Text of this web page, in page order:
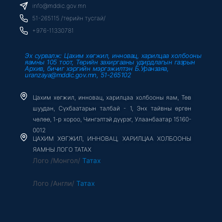
o
k
f
r
e
info@mddic.gov.mn
51-265115 /төрийн тусгай/
+976-11330781
Эх сурвалж: Цахим хөгжил, инновац, харилцаа холбооны
яамны 105 тоот, Төрийн захиргааны удирдлагын газрын
Архив, бичиг хэргийн мэргэжилтэн Б.Уранзаяа,
uranzaya@mddic.gov.mn, 51-265102
Цахим хөгжил, инновац, харилцаа холбооны яам, Төв
шуудан, Сүхбаатарын талбай - 1, Энх тайвны өргөн
чөлөө, 1-р хороо, Чингэлтэй дүүрэг, Улаанбаатар 15160-
0012
ЦАХИМ ХӨГЖИЛ, ИННОВАЦ, ХАРИЛЦАА ХОЛБООНЫ
ЯАМНЫ ЛОГО ТАТАХ
Лого /Монгол/ Татах
Лого /Англи/ Татах